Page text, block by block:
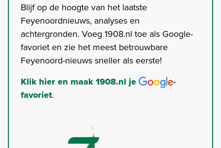
Blijf op de hoogte van het laatste
Feyenoordnieuws, analyses en
achtergronden. Voeg 1908.nl toe als Google-
favoriet en zie het meest betrouwbare
Feyenoord-nieuws sneller als eerste!
Klik hier en maak 1908.nl je
-
favoriet.